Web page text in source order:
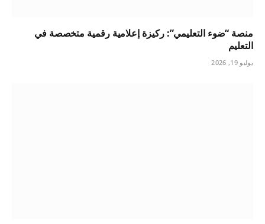
منصة “ضوء التعليمي”: ركيزة إعلامية رقمية متخصصة في
التعليم
يوليو 19, 2026